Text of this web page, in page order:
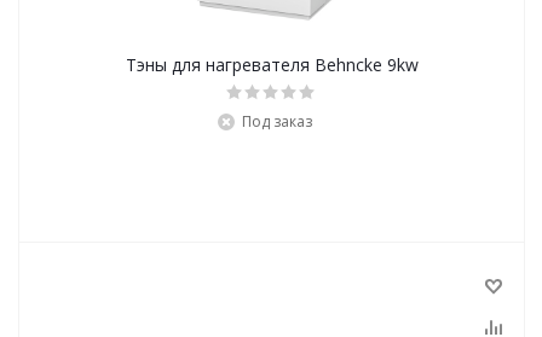
Тэны для нагревателя Behncke 9kw
Под заказ